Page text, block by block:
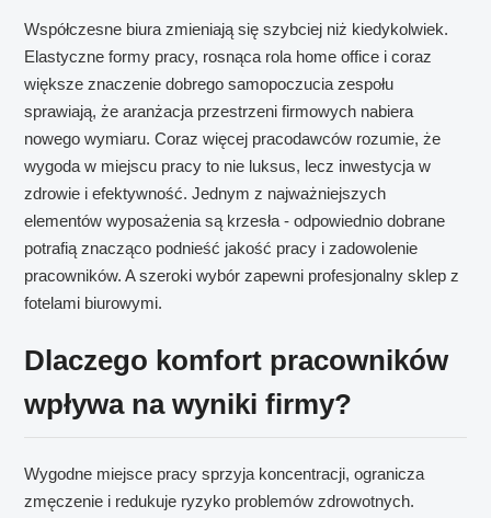
Współczesne biura zmieniają się szybciej niż kiedykolwiek.
Elastyczne formy pracy, rosnąca rola home office i coraz
większe znaczenie dobrego samopoczucia zespołu
sprawiają, że aranżacja przestrzeni firmowych nabiera
nowego wymiaru. Coraz więcej pracodawców rozumie, że
wygoda w miejscu pracy to nie luksus, lecz inwestycja w
zdrowie i efektywność. Jednym z najważniejszych
elementów wyposażenia są krzesła - odpowiednio dobrane
potrafią znacząco podnieść jakość pracy i zadowolenie
pracowników. A szeroki wybór zapewni profesjonalny sklep z
fotelami biurowymi.
Dlaczego komfort pracowników
wpływa na wyniki firmy?
Wygodne miejsce pracy sprzyja koncentracji, ogranicza
zmęczenie i redukuje ryzyko problemów zdrowotnych.